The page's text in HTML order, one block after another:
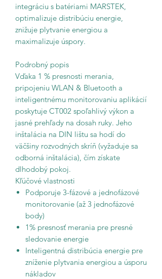
integráciu s batériami MARSTEK,
optimalizuje distribúciu energie,
znižuje plytvanie energiou a
maximalizuje úspory.
Podrobný popis
Vďaka 1 % presnosti merania,
pripojeniu WLAN & Bluetooth a
inteligentnému monitorovaniu aplikácií
poskytuje CT002 spoľahlivý výkon a
jasné prehľady na dosah ruky. Jeho
inštalácia na DIN lištu sa hodí do
väčšiny rozvodných skríň (vyžaduje sa
odborná inštalácia), čím získate
dlhodobý pokoj.
Kľúčové vlastnosti
Podporuje 3-fázové a jednofázové
monitorovanie (až 3 jednofázové
body)
1% presnosť merania pre presné
sledovanie energie
Inteligentná distribúcia energie pre
zníženie plytvania energiou a úsporu
nákladov